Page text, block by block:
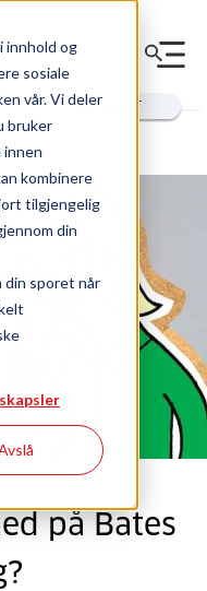
innhold og
sosiale
vår. Vi deler
bruker
kombinere
tilgjengelig
din
din sporet når
utbygger
på Bates